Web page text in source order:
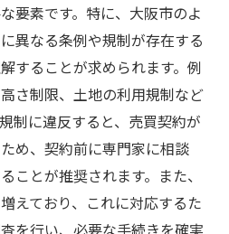
要素です。特に、大阪市のよ
異なる条例や規制が存在する
することが求められます。例
さ制限、土地の利用規制など
制に違反すると、売買契約が
め、契約前に専門家に相談
ことが推奨されます。また、
えており、これに対応するた
を行い、必要な手続きを確実